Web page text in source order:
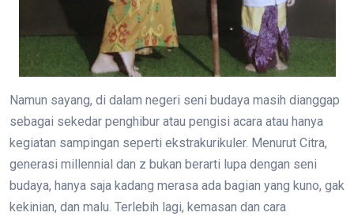
Namun sayang, di dalam negeri seni budaya masih dianggap
sebagai sekedar penghibur atau pengisi acara atau hanya
kegiatan sampingan seperti ekstrakurikuler. Menurut Citra,
generasi millennial dan z bukan berarti lupa dengan seni
budaya, hanya saja kadang merasa ada bagian yang kuno, gak
kekinian, dan malu. Terlebih lagi, kemasan dan cara